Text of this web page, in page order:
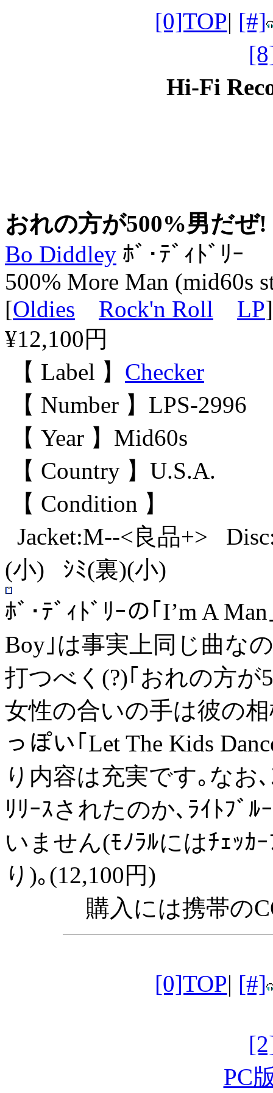
[0]TOP| [#]
Hi-Fi
おれの方が500%男だぜ!
Bo Diddley ﾎﾞ･ﾃﾞｨﾄﾞﾘｰ
500% More Man (mid60s
[Oldies Rock'n Roll LP]
¥12,100円
【 Label 】 Checker
【 Number 】LPS-2996
【 Year 】Mid60s
【 Country 】U.S.A.
【 Condition 】
Jacket:M--<良品+>
(小) ｼﾐ(裏)(小)
ﾎﾞ･ﾃﾞｨﾄﾞﾘｰの｢I’m A
Boy｣は事実上同じ曲な
打つべく(?)｢おれの方が
女性の合いの手は彼の
っぽい｢Let The Kids
り内容は充実です｡なお
ﾘﾘｰｽされたのか､ﾗｲﾄﾌﾞ
いません(ﾓﾉﾗﾙにはﾁｪｯｶ
り)｡(12,100円)
購入には携帯の
[0]TOP| [#]
PC